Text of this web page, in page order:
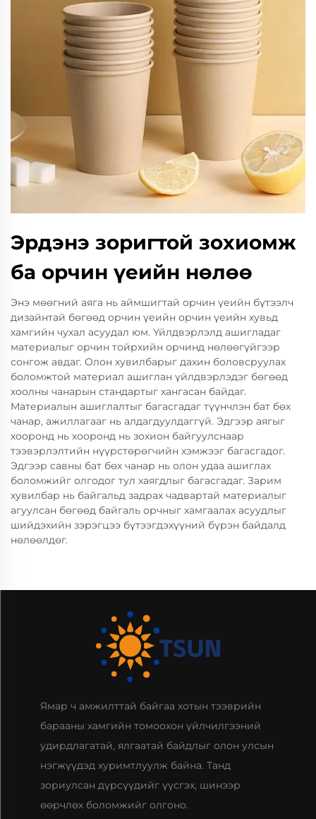
Эрдэнэ зоригтой зохиомж
ба орчин үеийн нөлөө
Энэ мөөгний аяга нь аймшигтай орчин үеийн бүтээлч
дизайнтай бөгөөд орчин үеийн орчин үеийн хувьд
хамгийн чухал асуудал юм. Үйлдвэрлэлд ашигладаг
материалыг орчин тойрхийн орчинд нөлөөгүйгээр
сонгож авдаг. Олон хувилбарыг дахин боловсруулах
боломжтой материал ашиглан үйлдвэрлэдэг бөгөөд
хоолны чанарын стандартыг хангасан байдаг.
Материалын ашиглалтыг багасгадаг түүнчлэн бат бөх
чанар, ажиллагааг нь алдагдуулдаггүй. Эдгээр аягыг
хооронд нь хооронд нь зохион байгуулснаар
тээвэрлэлтийн нүүрстөрөгчийн хэмжээг багасгадог.
Эдгээр савны бат бөх чанар нь олон удаа ашиглах
боломжийг олгодог тул хаягдлыг багасгадаг. Зарим
хувилбар нь байгальд задрах чадвартай материалыг
агуулсан бөгөөд байгаль орчныг хамгаалах асуудлыг
шийдэхийн зэрэгцээ бүтээгдэхүүний бүрэн байдалд
нөлөөлдөг.
Ямар ч амжилттай байгаа хотын тээврийн
барааны хамгийн томоохон үйлчилгээний
удирдлагатай, ялгаатай байдлыг олон улсын
нэгжүүдэд хуримтлуулж байна. Танд
зориулсан дүрсүүдийг үүсгэх, шинээр
өөрчлөх боломжийг олгоно.